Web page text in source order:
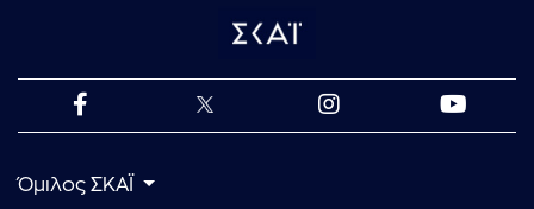
Όμιλος ΣΚΑΪ